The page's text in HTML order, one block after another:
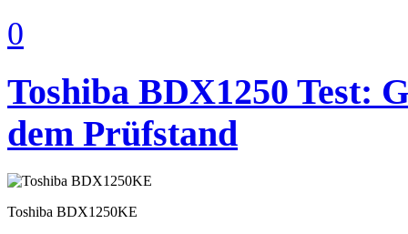
0
Toshiba BDX1250 Test:
dem Prüfstand
Toshiba BDX1250KE